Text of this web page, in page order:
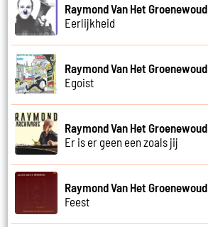
Raymond Van Het Groenewoud
Eerlijkheid
Raymond Van Het Groenewoud
Egoist
Raymond Van Het Groenewoud
Er is er geen een zoals jij
Raymond Van Het Groenewoud
Feest